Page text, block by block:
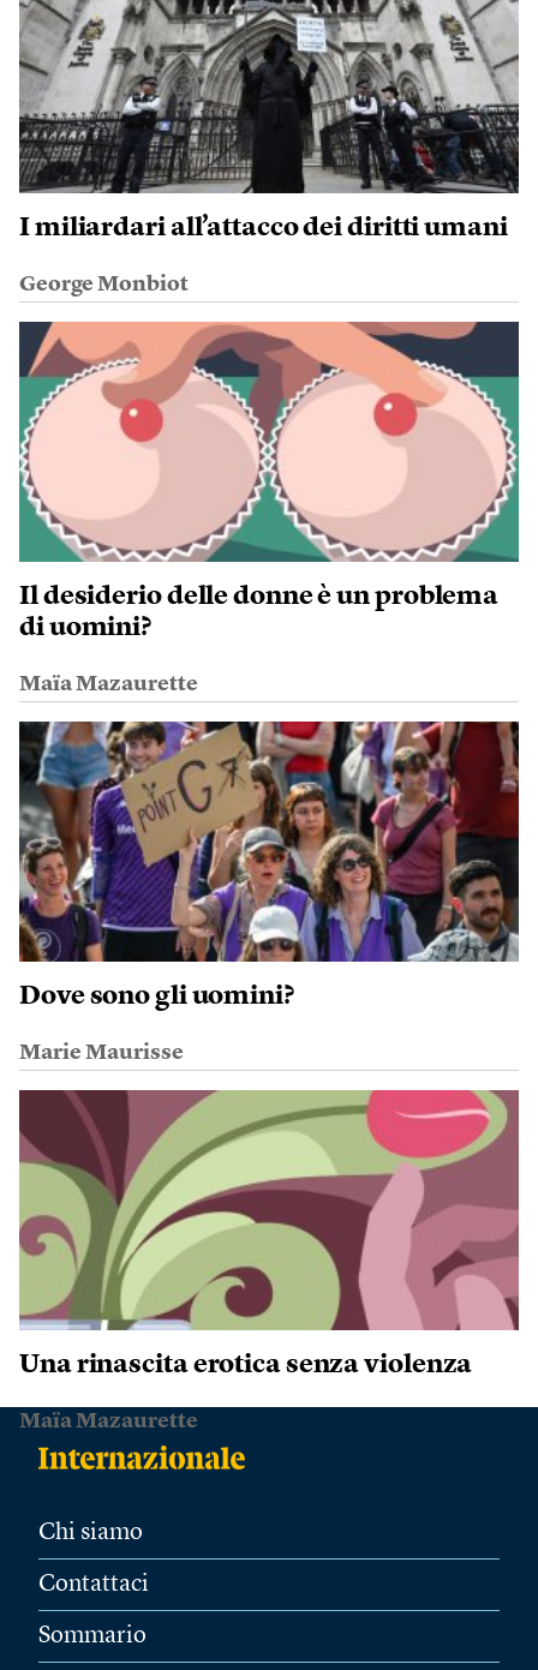
I miliardari all’attacco dei diritti umani
George Monbiot
Il desiderio delle donne è un problema
di uomini?
Maïa Mazaurette
Dove sono gli uomini?
Marie Maurisse
Una rinascita erotica senza violenza
Maïa Mazaurette
Chi siamo
Contattaci
Sommario